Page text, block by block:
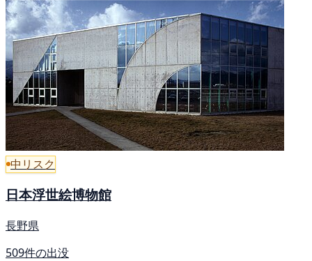
中リスク
日本浮世絵博物館
長野県
509件の出没